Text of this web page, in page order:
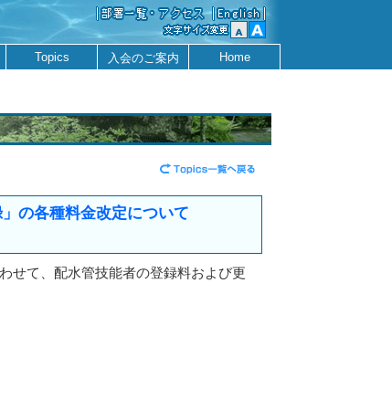
Topics 入会のご案内 Home
の各種料金改定について
せて、配水管技能者の登録料および更